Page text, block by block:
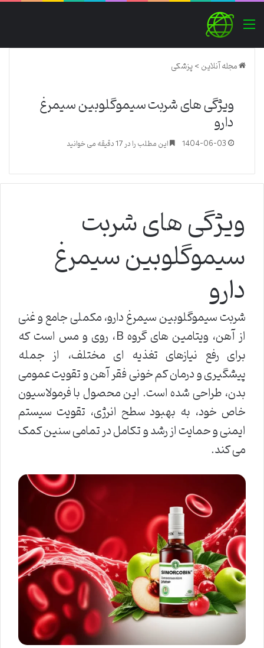
منو
مجله آنلاین>پزشکی
ویژگی های شربت سیموگلوبین سیمرغ
دارو
1404-06-03 این مطلب را در 17 دقیقه می خوانید
ویژگی های شربت
سیموگلوبین سیمرغ
دارو
شربت سیموگلوبین سیمرغ دارو، مکملی جامع و غنی
از آهن، ویتامین های گروه B، روی و مس است که
برای رفع نیازهای تغذیه ای مختلف، از جمله
پیشگیری و درمان کم خونی فقر آهن و تقویت عمومی
بدن، طراحی شده است. این محصول با فرمولاسیون
خاص خود، به بهبود سطح انرژی، تقویت سیستم
ایمنی و حمایت از رشد و تکامل در تمامی سنین کمک
می کند.